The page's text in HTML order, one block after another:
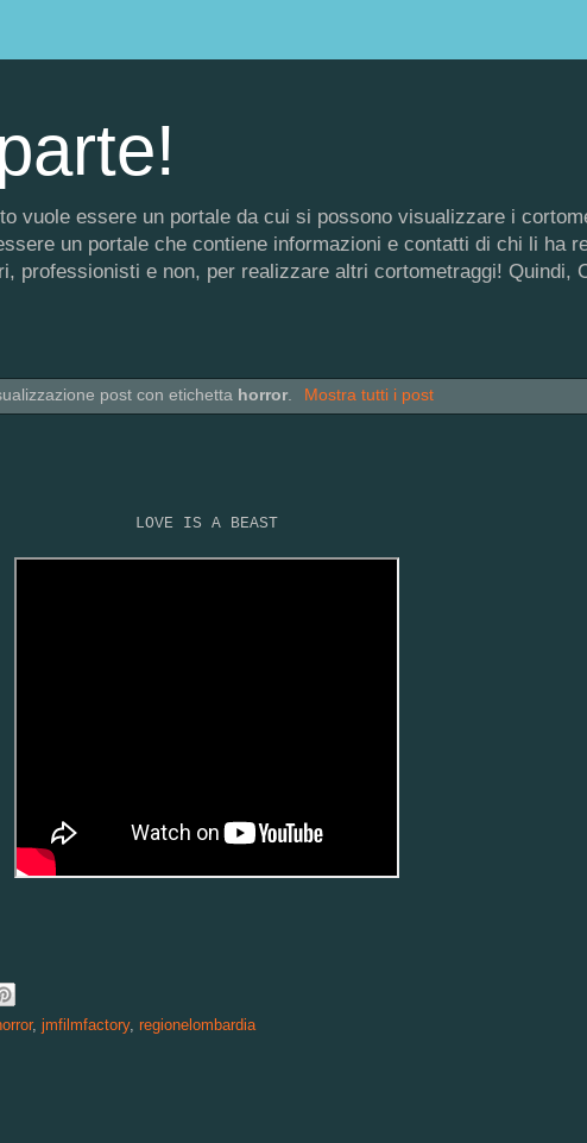
vuole essere un portale da cui si possono visualizzare i
un portale che contiene informazioni e contatti di chi li ha
professionisti e non, per realizzare altri cortometraggi! Quindi,
post con etichetta horror. Mostra tutti i post
LOVE IS A BEAST
, jmfilmfactory, regionelombardia